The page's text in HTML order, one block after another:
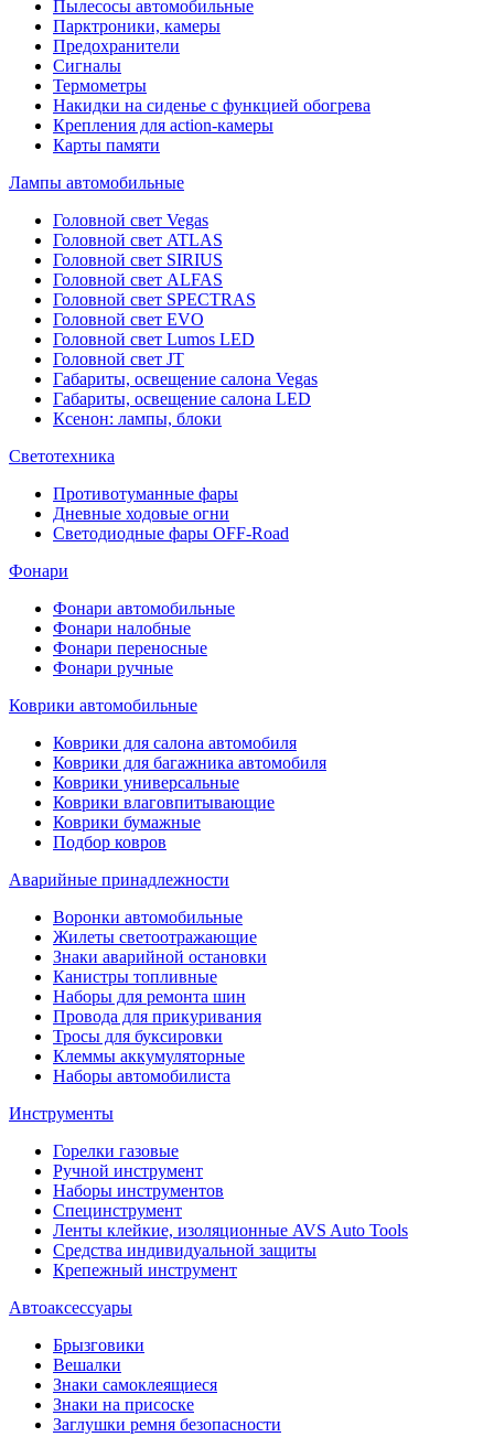
Пылесосы автомобильные
Парктроники, камеры
Предохранители
Сигналы
Термометры
Накидки на сиденье с функцией обогрева
Крепления для action-камеры
Карты памяти
Лампы автомобильные
Головной свет Vegas
Головной свет ATLAS
Головной свет SIRIUS
Головной свет ALFAS
Головной свет SPECTRAS
Головной свет EVO
Головной свет Lumos LED
Головной свет JT
Габариты, освещение салона Vegas
Габариты, освещение салона LED
Ксенон: лампы, блоки
Светотехника
Противотуманные фары
Дневные ходовые огни
Светодиодные фары OFF-Road
Фонари
Фонари автомобильные
Фонари налобные
Фонари переносные
Фонари ручные
Коврики автомобильные
Коврики для салона автомобиля
Коврики для багажника автомобиля
Коврики универсальные
Коврики влаговпитывающие
Коврики бумажные
Подбор ковров
Аварийные принадлежности
Воронки автомобильные
Жилеты светоотражающие
Знаки аварийной остановки
Канистры топливные
Наборы для ремонта шин
Провода для прикуривания
Тросы для буксировки
Клеммы аккумуляторные
Наборы автомобилиста
Инструменты
Горелки газовые
Ручной инструмент
Наборы инструментов
Специнструмент
Ленты клейкие, изоляционные AVS Auto Tools
Средства индивидуальной защиты
Крепежный инструмент
Автоаксессуары
Брызговики
Вешалки
Знаки самоклеящиеся
Знаки на присоске
Заглушки ремня безопасности